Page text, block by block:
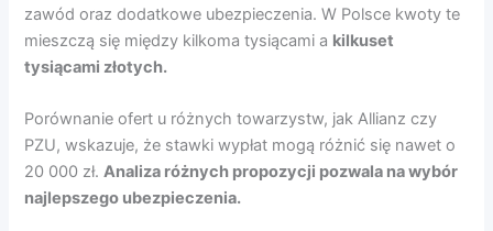
zawód oraz dodatkowe ubezpieczenia. W Polsce kwoty te
mieszczą się między kilkoma tysiącami a kilkuset
tysiącami złotych.
Porównanie ofert u różnych towarzystw, jak Allianz czy
PZU, wskazuje, że stawki wypłat mogą różnić się nawet o
20 000 zł.Analiza różnych propozycji pozwala na wybór
najlepszego ubezpieczenia.